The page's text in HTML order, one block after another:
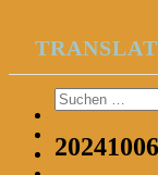
Suchen
nach: